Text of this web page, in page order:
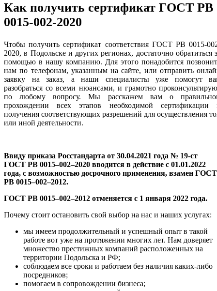
Как получить сертификат ГОСТ РВ
0015-002-2020
Чтобы получить сертификат соответствия ГОСТ РВ 0015-
2020, в Подольске и других регионах, достаточно обратиться
помощью в нашу компанию. Для этого понадобится
нам по телефонам, указанным на сайте, или отправить
заявку на заказ, а наши специалисты уже помогут
разобраться со всеми нюансами, и грамотно
по любому вопросу. Мы расскажем вам о
прохождении всех этапов необходимой сертификации
получения соответствующих разрешений для осуществления
или иной деятельности.
Ввиду приказа Росстандарта от 30.04.2021 года № 19-ст
ГОСТ РВ 0015–002–2020 вводится в действие с 01.01.2022
года, с возможностью досрочного применения, взамен ГОСТ
РВ 0015–002–2012.
ГОСТ РВ 0015–002–2012 отменяется с 1 января 2022 года.
Почему стоит остановить свой выбор на нас и наших услугах:
мы имеем продолжительный и успешный опыт в такой
работе вот уже на протяжении многих лет. Нам доверяет
множество престижных компаний расположенных на
территории Подольска и РФ;
соблюдаем все сроки и работаем без наличия каких-либо
посредников;
помогаем в сопровождении бизнеса;